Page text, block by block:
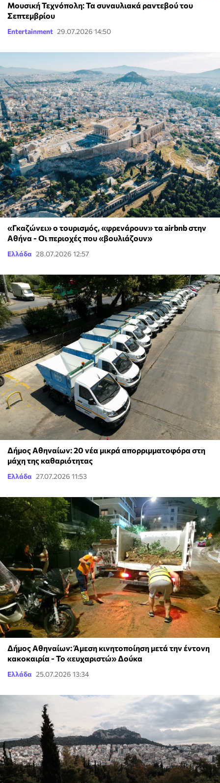
Μουσική Τεχνόπολη: Τα συναυλιακά ραντεβού του
Σεπτεμβρίου
Entertainment 29.07.2026 14:50
«Γκαζώνει» ο τουρισμός, «φρενάρουν» τα airbnb στην
Αθήνα - Οι περιοχές που «βουλιάζουν»
Ελλάδα 28.07.2026 12:57
Δήμος Αθηναίων: 20 νέα μικρά απορριμματοφόρα στη
μάχη της καθαριότητας
Ελλάδα 27.07.2026 11:53
Δήμος Αθηναίων: Άμεση κινητοποίηση μετά την έντονη
κακοκαιρία - Το «ευχαριστώ» Δούκα
Ελλάδα 25.07.2026 13:34